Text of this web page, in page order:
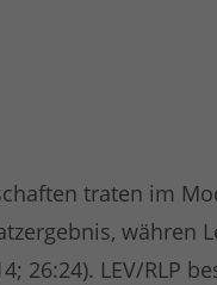
traten im
währen
26:24). LEV/RLP